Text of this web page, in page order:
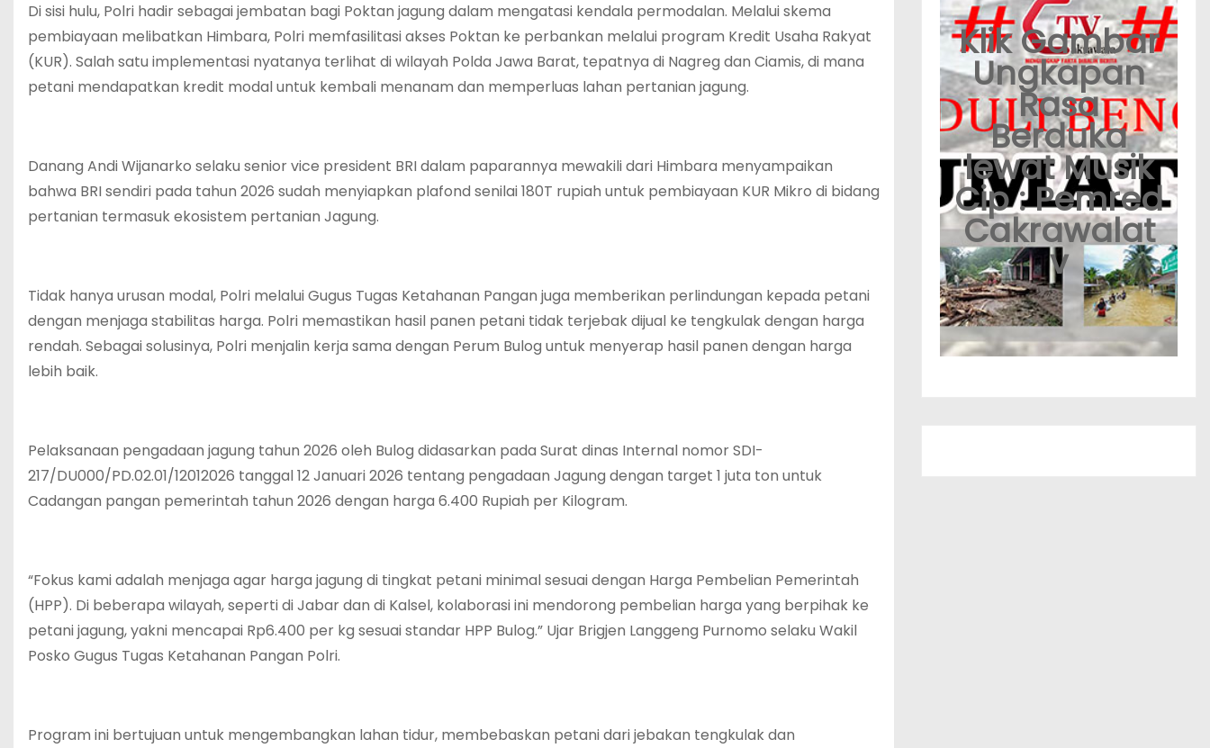
Di sisi hulu, Polri hadir sebagai jembatan bagi Poktan jagung dalam mengatasi kendala permodalan. Melalui skema
pembiayaan melibatkan Himbara, Polri memfasilitasi akses Poktan ke perbankan melalui program Kredit Usaha Rakyat
(KUR). Salah satu implementasi nyatanya terlihat di wilayah Polda Jawa Barat, tepatnya di Nagreg dan Ciamis, di mana
petani mendapatkan kredit modal untuk kembali menanam dan memperluas lahan pertanian jagung.
Danang Andi Wijanarko selaku senior vice president BRI dalam paparannya mewakili dari Himbara menyampaikan
bahwa BRI sendiri pada tahun 2026 sudah menyiapkan plafond senilai 180T rupiah untuk pembiayaan KUR Mikro di bidang
pertanian termasuk ekosistem pertanian Jagung.
Tidak hanya urusan modal, Polri melalui Gugus Tugas Ketahanan Pangan juga memberikan perlindungan kepada petani
dengan menjaga stabilitas harga. Polri memastikan hasil panen petani tidak terjebak dijual ke tengkulak dengan harga
rendah. Sebagai solusinya, Polri menjalin kerja sama dengan Perum Bulog untuk menyerap hasil panen dengan harga
lebih baik.
Pelaksanaan pengadaan jagung tahun 2026 oleh Bulog didasarkan pada Surat dinas Internal nomor SDI-
217/DU000/PD.02.01/12012026 tanggal 12 Januari 2026 tentang pengadaan Jagung dengan target 1 juta ton untuk
Cadangan pangan pemerintah tahun 2026 dengan harga 6.400 Rupiah per Kilogram.
“Fokus kami adalah menjaga agar harga jagung di tingkat petani minimal sesuai dengan Harga Pembelian Pemerintah
(HPP). Di beberapa wilayah, seperti di Jabar dan di Kalsel, kolaborasi ini mendorong pembelian harga yang berpihak ke
petani jagung, yakni mencapai Rp6.400 per kg sesuai standar HPP Bulog.” Ujar Brigjen Langgeng Purnomo selaku Wakil
Posko Gugus Tugas Ketahanan Pangan Polri.
Program ini bertujuan untuk mengembangkan lahan tidur, membebaskan petani dari jebakan tengkulak dan
Klik Gambar
Ungkapan
Rasa
Berduka
lewat Musik
Cip : Pemred
Cakrawalat
v